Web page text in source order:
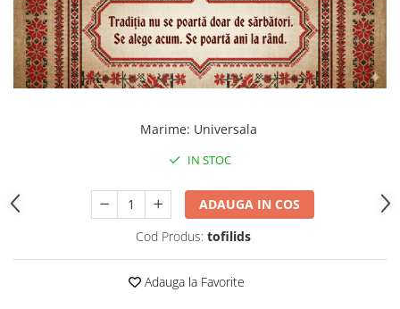
Marime: Universala
IN STOC
ADAUGA IN COS
Cod Produs: tofilids
Adauga la Favorite